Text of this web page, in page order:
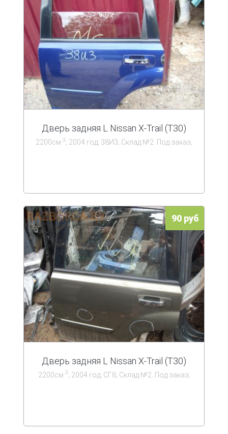
Дверь задняя L Nissan X-Trail (T30)
2200см 3; 2004 год; 38И3; Склад №2. Под заказ;
90 руб
Дверь задняя L Nissan X-Trail (T30)
2200см 3; 2004 год; СГ8; Склад №2. Под заказ;